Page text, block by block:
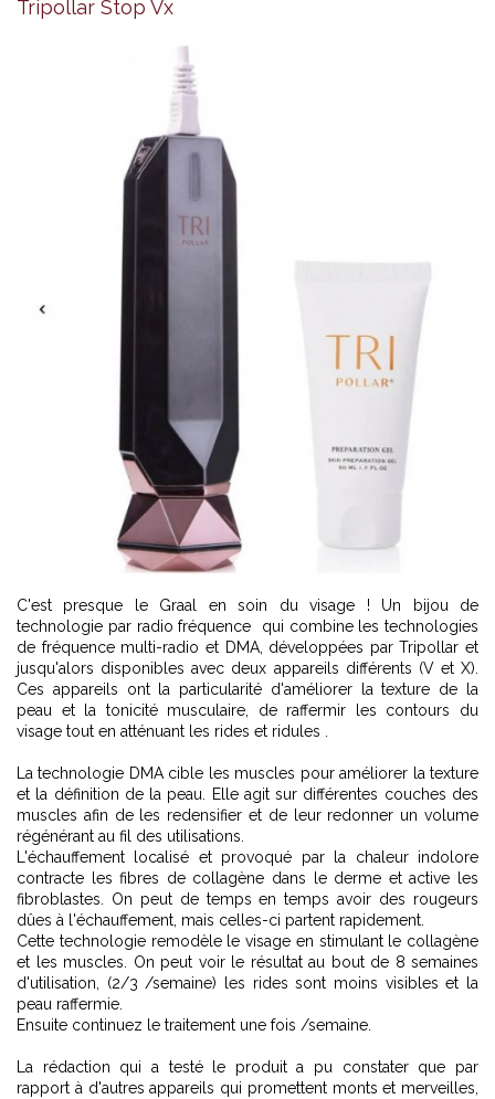
Tripollar Stop Vx
C'est presque le Graal en soin du visage ! Un bijou de
technologie par radio fréquence qui combine les technologies
de fréquence multi-radio et DMA, développées par Tripollar et
jusqu'alors disponibles avec deux appareils différents (V et X).
Ces appareils ont la particularité d'améliorer la texture de la
peau et la tonicité musculaire, de raffermir les contours du
visage tout en atténuant les rides et ridules .
La technologie DMA cible les muscles pour améliorer la texture
et la définition de la peau. Elle agit sur différentes couches des
muscles afin de les redensifier et de leur redonner un volume
régénérant au fil des utilisations.
L'échauffement localisé et provoqué par la chaleur indolore
contracte les fibres de collagène dans le derme et active les
fibroblastes. On peut de temps en temps avoir des rougeurs
dûes à l'échauffement, mais celles-ci partent rapidement.
Cette technologie remodèle le visage en stimulant le collagène
et les muscles. On peut voir le résultat au bout de 8 semaines
d'utilisation, (2/3 /semaine) les rides sont moins visibles et la
peau raffermie.
Ensuite continuez le traitement une fois /semaine.
La rédaction qui a testé le produit a pu constater que par
rapport à d'autres appareils qui promettent monts et merveilles,